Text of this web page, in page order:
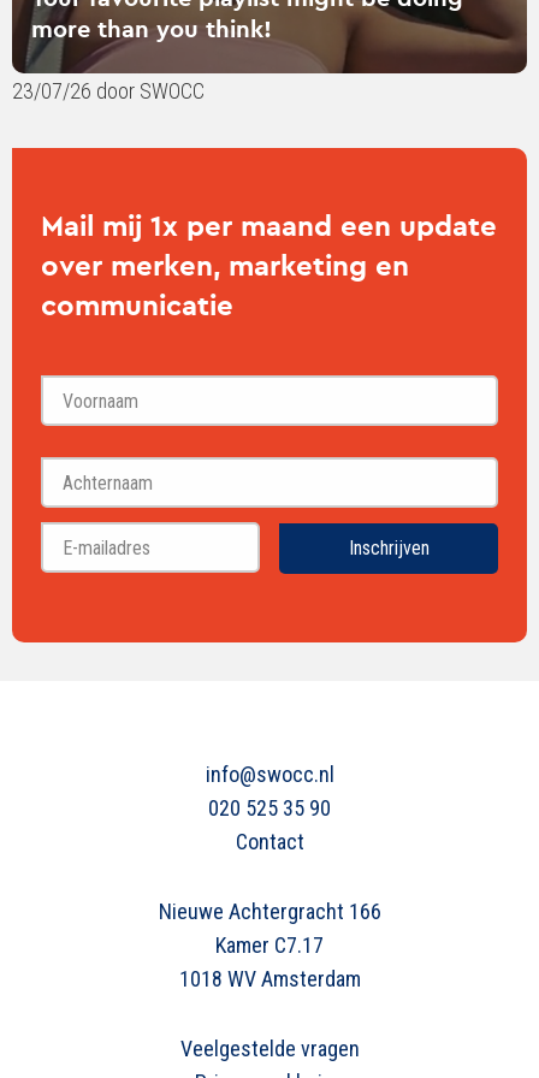
more than you think!
23/07/26 door SWOCC
Mail mij 1x per maand een update
over merken, marketing en
communicatie
Voornaam
Inschrijven
info@swocc.nl
020 525 35 90
Contact
Nieuwe Achtergracht 166
Kamer C7.17
1018 WV Amsterdam
Veelgestelde vragen